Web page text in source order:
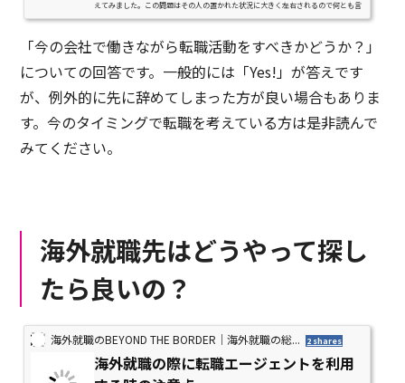
えてみました。この問題はその人の置かれた状況に大きく左右されるので何とも言
えない部分もありますが、...
「今の会社で働きながら転職活動をすべきかどうか？」
についての回答です。一般的には「Yes!」が答えです
が、例外的に先に辞めてしまった方が良い場合もありま
す。今のタイミングで転職を考えている方は是非読んで
みてください。
海外就職先はどうやって探し
たら良いの？
海外就職のBEYOND THE BORDER｜海外就職の総... 2 shares
海外就職の際に転職エージェントを利用